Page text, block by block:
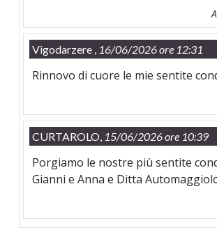
Vigodarzere , 16/06/2026 ore 12:31
Rinnovo di cuore le mie sentite
CURTAROLO, 15/06/2026 ore 10:39
Porgiamo le nostre più sentite
Gianni e Anna e Ditta